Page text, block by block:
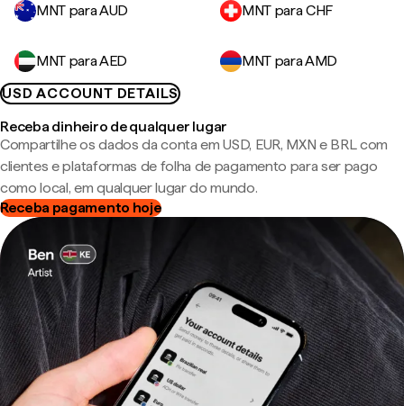
MNT para AUD MNT para CHF
MNT para AED
MNT para AMD
USD ACCOUNT DETAILS
Receba dinheiro de qualquer lugar
Compartilhe os dados da conta em USD, EUR, MXN e BRL com
clientes e plataformas de folha de pagamento para ser pago
como local, em qualquer lugar do mundo.
Receba pagamento hoje